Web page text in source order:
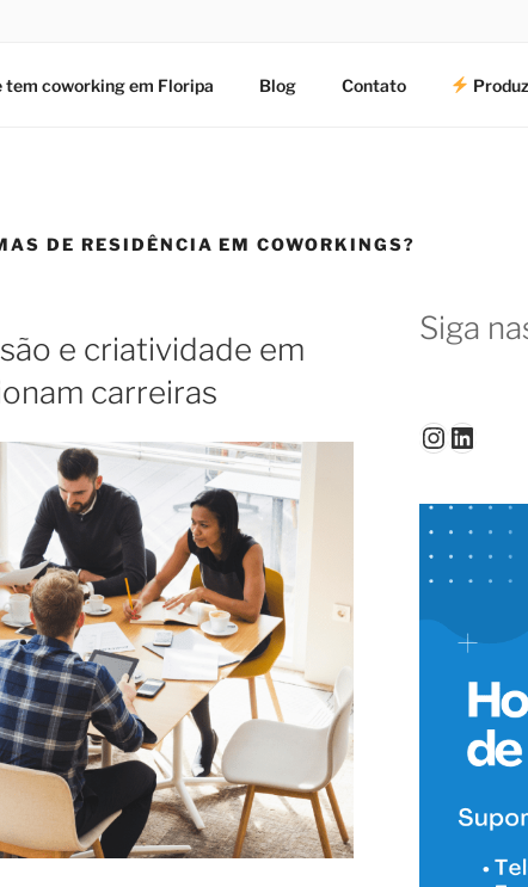
tem coworking em Floripa Blog Contato
DE RESIDÊNCIA EM COWORKINGS?
e criatividade em
carreiras
Siga